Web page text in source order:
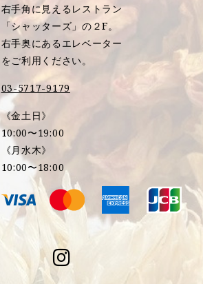
右手角に見えるレストラン
「シャッターズ」の２F。
右手奥にあるエレベーター
をご利用ください。
03-5717-9179
《金土日》
10:00〜19:00
《月水木》
10:00〜18:00